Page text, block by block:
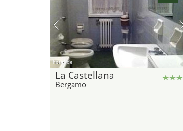
hotel.de
La Castellana
Bergamo